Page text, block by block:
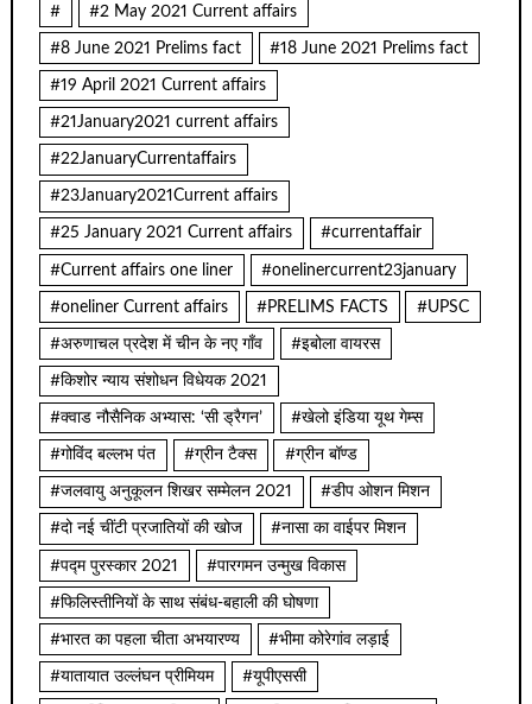
# #2 May 2021 Current affairs
#8 June 2021 Prelims fact #18 June 2021 Prelims fact
#19 April 2021 Current affairs
#21January2021 current affairs
#22JanuaryCurrentaffairs
#23January2021Current affairs
#25 January 2021 Current affairs #currentaffair
#Current affairs one liner #onelinercurrent23january
#oneliner Current affairs #PRELIMS FACTS #UPSC
#अरुणाचल प्रदेश में चीन के नए गाँव #इबोला वायरस
#किशोर न्याय संशोधन विधेयक 2021
#क्वाड नौसैनिक अभ्यास: ‘सी ड्रैगन’ #खेलो इंडिया यूथ गेम्स
#गोविंद बल्लभ पंत #ग्रीन टैक्स #ग्रीन बॉण्ड
#जलवायु अनुकूलन शिखर सम्मेलन 2021 #डीप ओशन मिशन
#दो नई चींटी प्रजातियों की खोज #नासा का वाईपर मिशन
#पद्म पुरस्कार 2021 #पारगमन उन्मुख विकास
#फिलिस्तीनियों के साथ संबंध-बहाली की घोषणा
#भारत का पहला चीता अभयारण्य #भीमा कोरेगांव लड़ाई
#यातायात उल्लंघन प्रीमियम #यूपीएससी